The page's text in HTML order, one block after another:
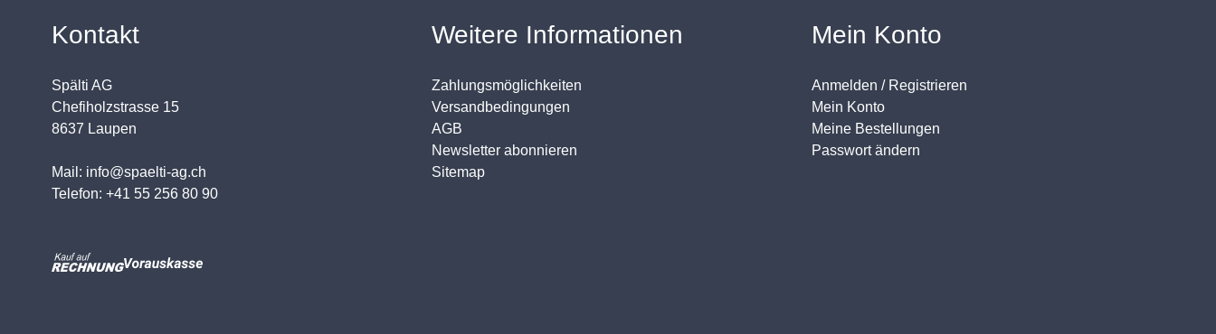
Kontakt
Spälti AG
Chefiholzstrasse 15
8637 Laupen
Mail: info@spaelti-ag.ch
Telefon: +41 55 256 80 90
Weitere Informationen
Zahlungsmöglichkeiten
Versandbedingungen
AGB
Newsletter abonnieren
Sitemap
Mein Konto
Anmelden / Registrieren
Mein Konto
Meine Bestellungen
Passwort ändern